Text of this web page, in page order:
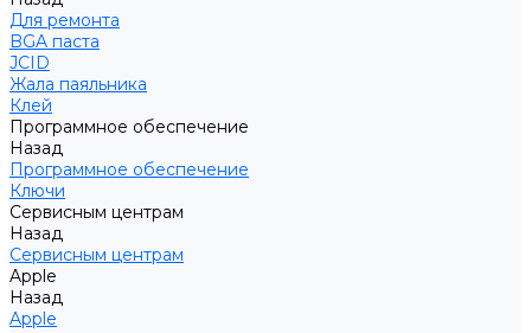
Для ремонта
BGA паста
JCID
Жала паяльника
Клей
Программное обеспечение
Назад
Программное обеспечение
Ключи
Сервисным центрам
Назад
Сервисным центрам
Apple
Назад
Apple